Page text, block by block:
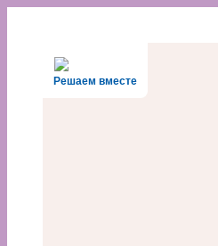
Решаем вместе